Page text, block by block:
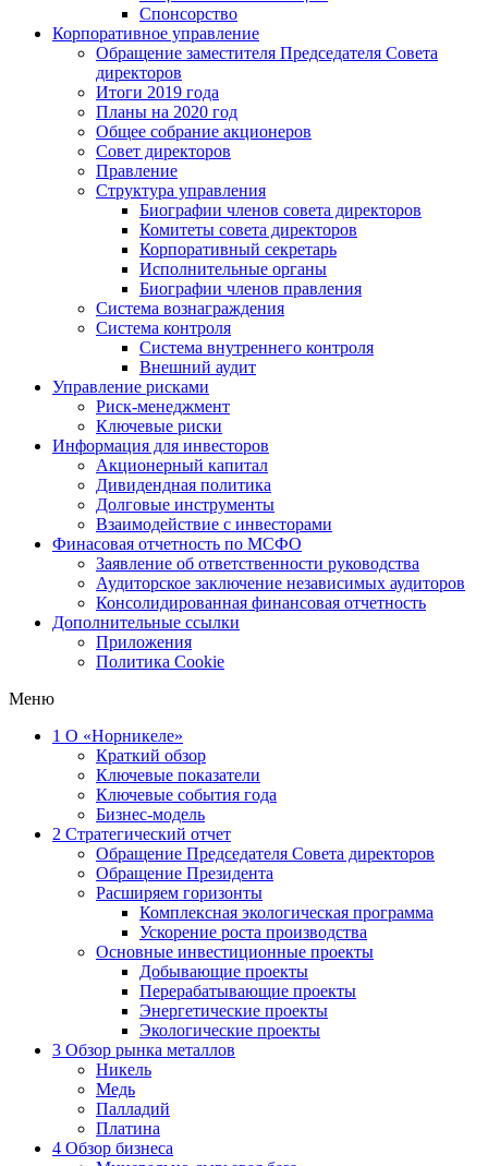
Спонсорство
Корпоративное управление
Обращение заместителя Председателя Совета
директоров
Итоги 2019 года
Планы на 2020 год
Общее собрание акционеров
Совет директоров
Правление
Структура управления
Биографии членов совета директоров
Комитеты совета директоров
Корпоративный секретарь
Исполнительные органы
Биографии членов правления
Система вознаграждения
Система контроля
Система внутреннего контроля
Внешний аудит
Управление рисками
Риск-менеджмент
Ключевые риски
Информация для инвесторов
Акционерный капитал
Дивидендная политика
Долговые инструменты
Взаимодействие с инвеcторами
Финасовая отчетность по МСФО
Заявление об ответственности руководства
Аудиторское заключение независимых аудиторов
Консолидированная финансовая отчетность
Дополнительные ссылки
Приложения
Политика Cookie
Меню
1 О «Норникеле»
Краткий обзор
Ключевые показатели
Ключевые события года
Бизнес-модель
2 Стратегический отчет
Обращение Председателя Совета директоров
Обращение Президента
Расширяем горизонты
Комплексная экологическая программа
Ускорение роста производства
Основные инвестиционные проекты
Добывающие проекты
Перерабатывающие проекты
Энергетические проекты
Экологические проекты
3 Обзор рынка металлов
Никель
Медь
Палладий
Платина
4 Обзор бизнеса